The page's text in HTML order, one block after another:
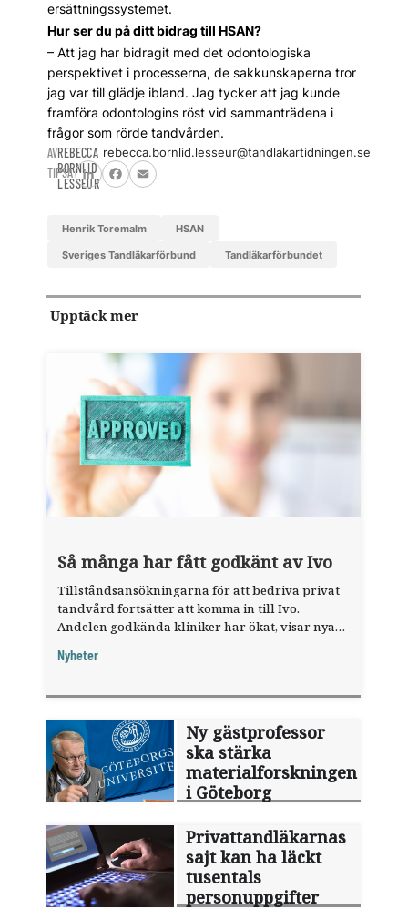
ersättningssystemet.
Hur ser du på ditt bidrag till HSAN?
– Att jag har bidragit med det odontologiska
perspektivet i processerna, de sakkunskaperna tror
jag var till glädje ibland. Jag tycker att jag kunde
framföra odontologins röst vid sammanträdena i
frågor som rörde tandvården.
AVREBECCA
BORNLID
LESSEUR
rebecca.bornlid.lesseur@tandlakartidningen.se
TIPSA
LinkedInFacebook
Email
Henrik Toremalm HSAN
Sveriges Tandläkarförbund Tandläkarförbundet
Upptäck mer
Så många har fått godkänt av Ivo
Tillståndsansökningarna för att bedriva privat
tandvård fortsätter att komma in till Ivo.
Andelen godkända kliniker har ökat, visar nya
Nyheter
Ny gästprofessor
ska stärka
materialforskningen
i Göteborg
Privattandläkarnas
sajt kan ha läckt
tusentals
personuppgifter